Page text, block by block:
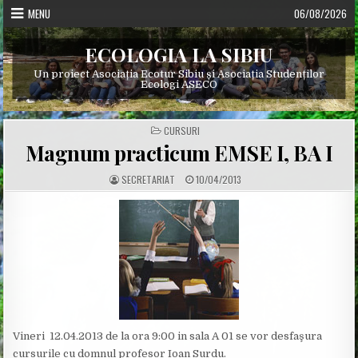
Skip
to
content
MENU 06/08/2026
ECOLOGIA LA SIBIU
Un proiect Asociația Ecotur Sibiu și Asociația Studenților
Ecologi ASECO
POSTED
IN
CURSURI
Magnum practicum EMSE I, BA I
A
U
T
SECRETARIAT P
U
B
L
I
S
H
D
A
T
E
10/04/2013
Vineri 12.04.2013 de la ora 9:00 in sala A 01 se vor desfaşura
cursurile cu domnul profesor Ioan Surdu.